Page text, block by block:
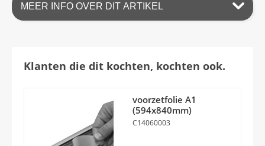
MEER INFO OVER DIT ARTIKEL
Klanten die dit kochten, kochten ook.
voorzetfolie A1
(594x840mm)
C14060003